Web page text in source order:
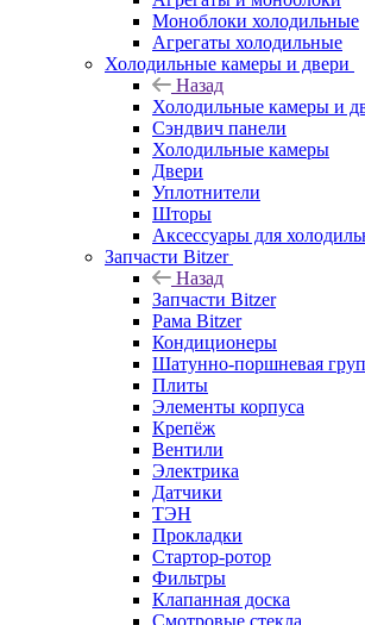
Моноблоки холодильные
Агрегаты холодильные
Холодильные камеры и двери
Назад
Холодильные камеры и
Сэндвич панели
Холодильные камеры
Двери
Уплотнители
Шторы
Аксессуары для
Запчасти Bitzer
Назад
Запчасти Bitzer
Рама Bitzer
Кондиционеры
Шатунно-поршневая
Плиты
Элементы корпуса
Крепёж
Вентили
Электрика
Датчики
ТЭН
Прокладки
Стартор-ротор
Фильтры
Клапанная доска
Смотровые стекла